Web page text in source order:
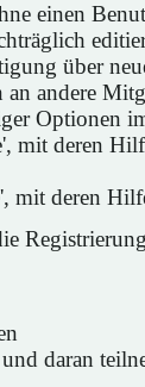
einen
über
an andere
Optionen
mit deren
mit deren
daran